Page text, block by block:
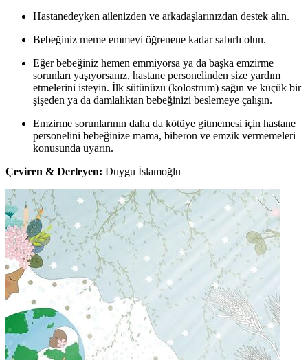
Hastanedeyken ailenizden ve arkadaşlarınızdan destek alın.
Bebeğiniz meme emmeyi öğrenene kadar sabırlı olun.
Eğer bebeğiniz hemen emmiyorsa ya da başka emzirme
sorunları yaşıyorsanız, hastane personelinden size yardım
etmelerini isteyin. İlk sütünüzü (kolostrum) sağın ve küçük bir
şişeden ya da damlalıktan bebeğinizi beslemeye çalışın.
Emzirme sorunlarının daha da kötüye gitmemesi için hastane
personelini bebeğinize mama, biberon ve emzik vermemeleri
konusunda uyarın.
Çeviren & Derleyen: Duygu İslamoğlu